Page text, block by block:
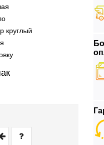
круглый